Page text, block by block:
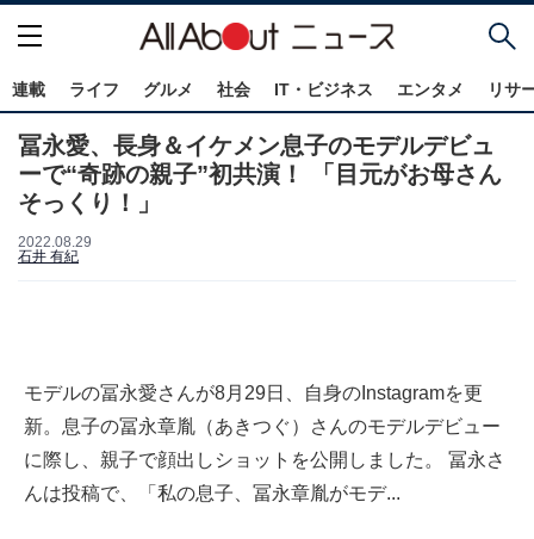
連載 ライフ グルメ 社会 IT・ビジネス エンタメ リサ
冨永愛、長身＆イケメン息子のモデルデビュ
ーで“奇跡の親子”初共演！ 「目元がお母さん
そっくり！」
2022.08.29
石井 有紀
モデルの冨永愛さんが8月29日、自身のInstagramを更
新。息子の冨永章胤（あきつぐ）さんのモデルデビュー
に際し、親子で顔出しショットを公開しました。 冨永さ
んは投稿で、「私の息子、冨永章胤がモデ...